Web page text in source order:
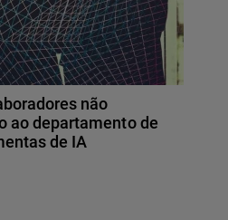
não
ao departamento de
de IA